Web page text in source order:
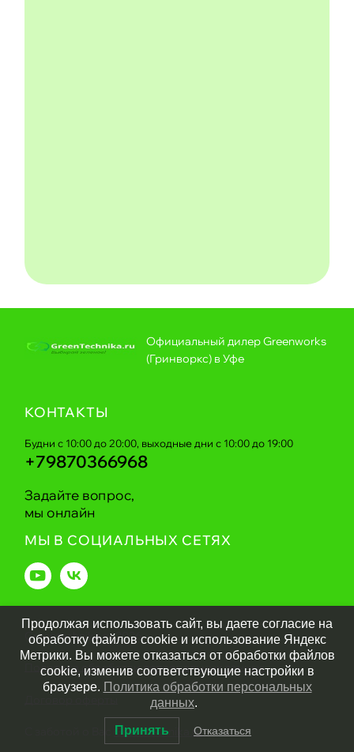
Официальный дилер Greenworks
(Гринворкс) в Уфе
КОНТАКТЫ
Будни с 10:00 до 20:00, выходные дни с 10:00 до 19:00
+79870366968
Задайте вопрос,
мы онлайн
МЫ В СОЦИАЛЬНЫХ СЕТЯХ
Greentechnika.ru2026
Политика обработки персональных данных
Greentechnika.ru
Продолжая использовать сайт, вы даете согласие на
обработку файлов cookie и использование Яндекс
Метрики. Вы можете отказаться от обработки файлов
cookie, изменив соответствующие настройки в
браузере. Политика обработки персональных
данных.
Принять Отказаться